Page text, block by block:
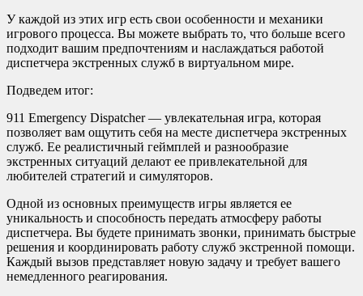
У каждой из этих игр есть свои особенности и механики
игрового процесса. Вы можете выбрать то, что больше всего
подходит вашим предпочтениям и наслаждаться работой
диспетчера экстренных служб в виртуальном мире.
Подведем итог:
911 Emergency Dispatcher — увлекательная игра, которая
позволяет вам ощутить себя на месте диспетчера экстренных
служб. Ее реалистичный геймплей и разнообразие
экстренных ситуаций делают ее привлекательной для
любителей стратегий и симуляторов.
Одной из основных преимуществ игры является ее
уникальность и способность передать атмосферу работы
диспетчера. Вы будете принимать звонки, принимать быстрые
решения и координировать работу служб экстренной помощи.
Каждый вызов представляет новую задачу и требует вашего
немедленного реагирования.